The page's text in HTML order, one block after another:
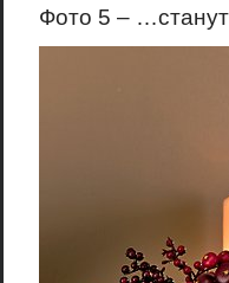
Фото 5 –